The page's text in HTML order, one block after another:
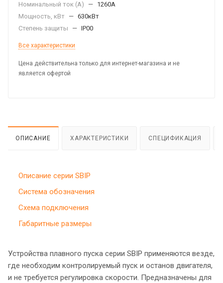
Номинальный ток (А)
— 1260A
Мощность, кВт — 630кВт
Степень защиты
— IP00
Все характеристики
Цена действительна только для интернет-магазина и не
является офертой
ОПИСАНИЕ ХАРАКТЕРИСТИКИ СПЕЦИФИКАЦИЯ
Описание серии SBIP
Система обозначения
Схема подключения
Габаритные размеры
Устройства плавного пуска серии SBIP применяются везде,
где необходим контролируемый пуск и останов двигателя,
и не требуется регулировка скорости. Предназначены для